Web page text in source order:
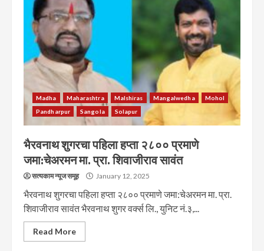
Madha Maharashtra Malshiras Mangalwedha
Mohol
Pandharpur
Sangola Solapur
भैरवनाथ शुगरचा पहिला हप्ता २८०० प्रमाणे
जमा:चेअरमन मा. प्रा. शिवाजीराव सावंत
सत्यकाम न्यूज समूह January 12, 2025
भैरवनाथ शुगरचा पहिला हप्ता २८०० प्रमाणे जमा:चेअरमन मा. प्रा.
शिवाजीराव सावंत भैरवनाथ शुगर वर्क्स लि., युनिट नं.३,...
Read More